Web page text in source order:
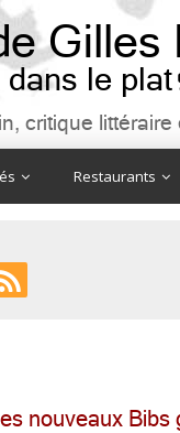
Gilles
dans le plat
critique
Restaurants

nouveaux Bibs